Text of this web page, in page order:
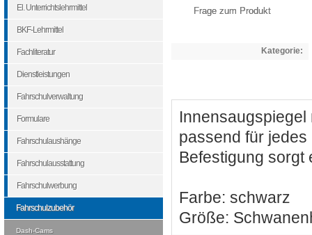
Frage zum Produkt
Kategorie:
passend für
Befestigung sorgt
Farbe: schwarz
Größe:
El. Unterrichtslehrmittel
BKF-Lehrmittel
Fachliteratur
Dienstleistungen
Fahrschulverwaltung
Formulare
Fahrschulaushänge
Fahrschulausstattung
Fahrschulwerbung
Fahrschulzubehör
Dash-Cams